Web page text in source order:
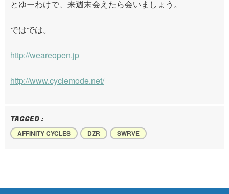
とゆーわけで、来週末会えたら会いましょう。
ではでは。
http://weareopen.jp
http://www.cyclemode.net/
TAGGED :
AFFINITY CYCLES DZR SWRVE